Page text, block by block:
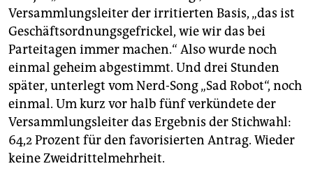
Versammlungsleiter der irritierten Basis, „das ist
Geschäftsordnungsgefrickel, wie wir das bei
Parteitagen immer machen.“ Also wurde noch
einmal geheim abgestimmt. Und drei Stunden
später, unterlegt vom Nerd-Song „Sad Robot“, noch
einmal. Um kurz vor halb fünf verkündete der
Versammlungsleiter das Ergebnis der Stichwahl:
64,2 Prozent für den favorisierten Antrag. Wieder
keine Zweidrittelmehrheit.